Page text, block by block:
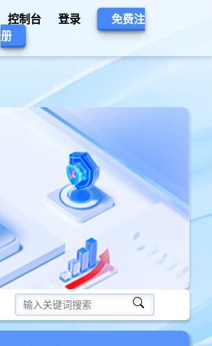
控制台 登录
免费注
册